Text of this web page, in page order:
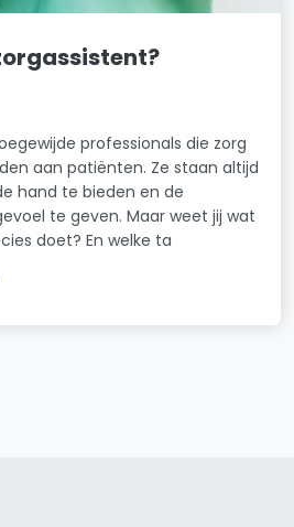
professionals die zorg
aan patiënten. Ze staan altijd
hand te bieden en de
te geven. Maar weet jij wat
doet? En welke ta